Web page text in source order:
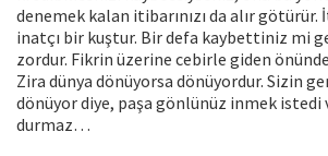
denemek kalan itibarınızı da alır götürür.
inatçı bir kuştur. Bir defa kaybettiniz mi
zordur. Fikrin üzerine cebirle giden
Zira dünya dönüyorsa dönüyordur. Sizin
dönüyor diye, paşa gönlünüz inmek istedi
durmaz…